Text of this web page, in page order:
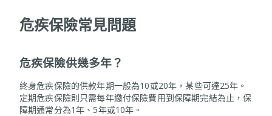
危疾保險常見問題
危疾保險供幾多年？
終身危疾保險的供款年期一般為10或20年，某些可達25年。
定期危疾保險則只需每年繳付保險費用到保障期完結為止，保
障期通常分為1年、5年或10年。